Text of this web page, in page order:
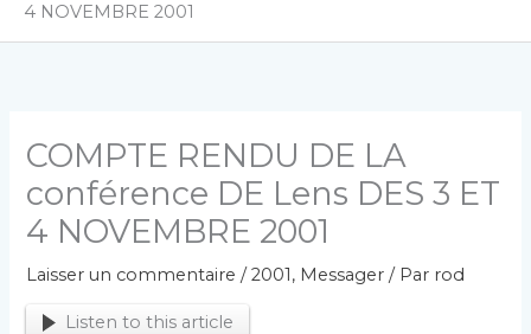
4 NOVEMBRE 2001
COMPTE RENDU DE LA
conférence DE Lens DES 3 ET
4 NOVEMBRE 2001
Laisser un commentaire /2001, Messager / Par rod
Listen to this article